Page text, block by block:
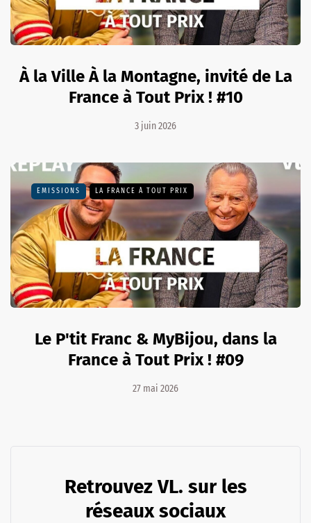
À la Ville À la Montagne, invité de La
France à Tout Prix ! #10
3 juin 2026
EMISSIONS LA FRANCE À TOUT PRIX
Le P'tit Franc & MyBijou, dans la
France à Tout Prix ! #09
27 mai 2026
Retrouvez VL. sur les
réseaux sociaux